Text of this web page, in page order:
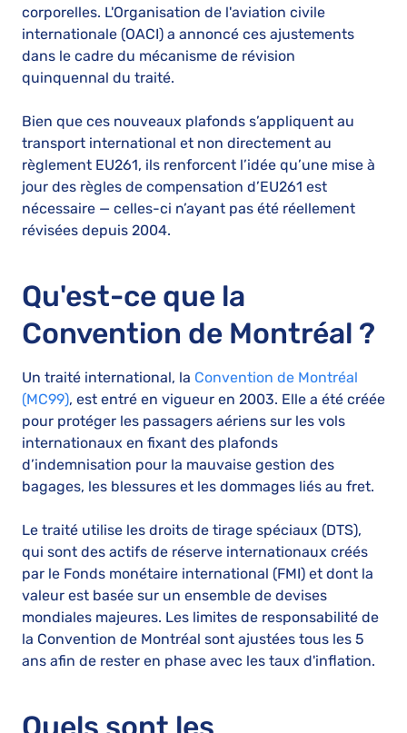
corporelles. L'Organisation de l'aviation civile
internationale (OACI) a annoncé ces ajustements
dans le cadre du mécanisme de révision
quinquennal du traité.
Bien que ces nouveaux plafonds s’appliquent au
transport international et non directement au
règlement EU261, ils renforcent l’idée qu’une mise à
jour des règles de compensation d’EU261 est
nécessaire — celles-ci n’ayant pas été réellement
révisées depuis 2004.
Qu'est-ce que la
Convention de Montréal ?
Un traité international, la Convention de Montréal
(MC99), est entré en vigueur en 2003. Elle a été créée
pour protéger les passagers aériens sur les vols
internationaux en fixant des plafonds
d’indemnisation pour la mauvaise gestion des
bagages, les blessures et les dommages liés au fret.
Le traité utilise les droits de tirage spéciaux (DTS),
qui sont des actifs de réserve internationaux créés
par le Fonds monétaire international (FMI) et dont la
valeur est basée sur un ensemble de devises
mondiales majeures. Les limites de responsabilité de
la Convention de Montréal sont ajustées tous les 5
ans afin de rester en phase avec les taux d'inflation.